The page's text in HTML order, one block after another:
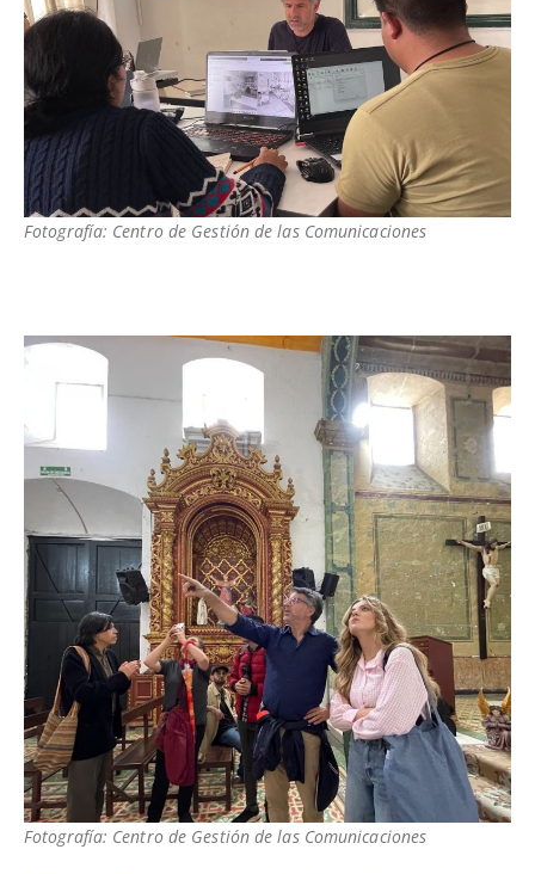
Fotografía: Centro de Gestión de las Comunicaciones
Fotografía: Centro de Gestión de las Comunicaciones